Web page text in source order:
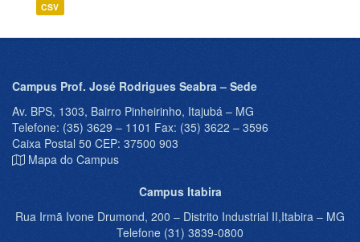
CSV
Campus Prof. José Rodrigues Seabra – Sede
Av. BPS, 1303, Bairro Pinheirinho, Itajubá – MG
Telefone: (35) 3629 – 1101 Fax: (35) 3622 – 3596
Caixa Postal 50 CEP: 37500 903
Mapa do Campus
Campus Itabira
Rua Irmã Ivone Drumond, 200 – Distrito Industrial II,Itabira – MG
Telefone (31) 3839-0800